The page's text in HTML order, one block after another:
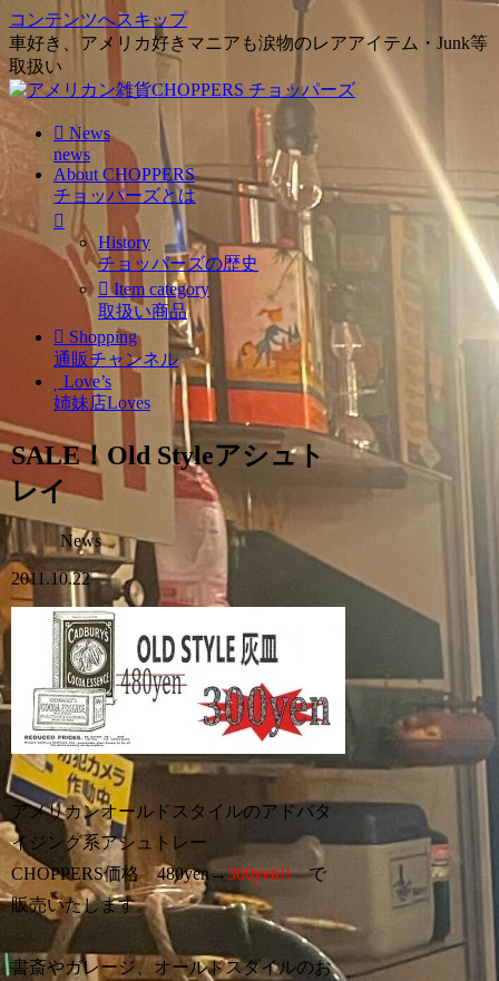
コンテンツへスキップ
車好き、アメリカ好きマニアも涙物のレアアイテム・Junk等
取扱い
News
news
About CHOPPERS
チョッパーズとは
History
チョッパーズの歴史
Item category
取扱い商品
Shopping
通販チャンネル
Love’s
姉妹店Loves
SALE！Old Styleアシュト
レイ
News
2011.10.22
アメリカンオールドスタイルのアドバタ
イジング系アシュトレー
CHOPPERS価格 480yen→300yen!!で
販売いたします。
書斎やガレージ、オールドスタイルのお